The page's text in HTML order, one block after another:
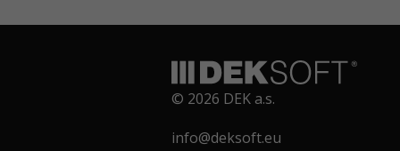
© 2026 DEK a.s.
info@deksoft.eu